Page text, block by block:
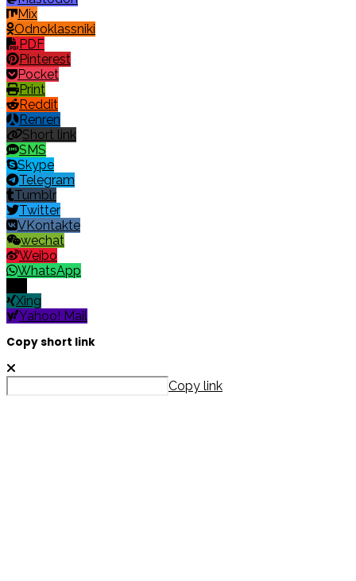
Mix
Odnoklassniki
PDF
Pinterest
Pocket
Print
Reddit
Renren
Short link
SMS
Skype
Telegram
Tumblr
Twitter
VKontakte
wechat
Weibo
WhatsApp
Xing
Yahoo! Mail
Copy short link
Copy link